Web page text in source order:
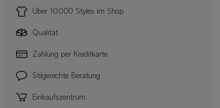
Über 10.000 Styles im Shop
Qualität
Zahlung per Kreditkarte
Stilgerechte Beratung
Einkaufszentrum